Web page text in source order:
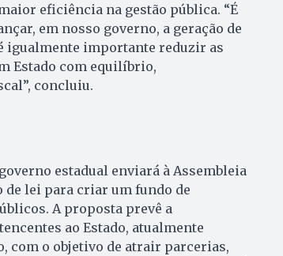
eficiência na gestão pública. “É
em nosso governo, a geração de
igualmente importante reduzir as
Estado com equilíbrio,
concluiu.
estadual enviará à Assembleia
de lei para criar um fundo de
A proposta prevê a
ao Estado, atualmente
com o objetivo de atrair parcerias,